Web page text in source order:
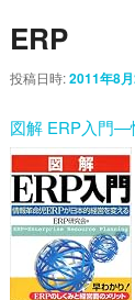
ERP
投稿日時:2011年8
図解 ERP入門―